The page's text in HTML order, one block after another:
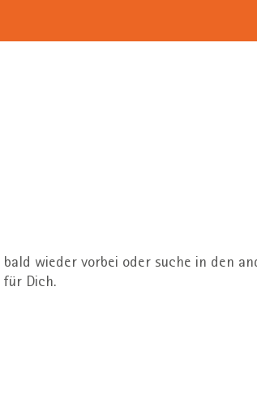
wieder vorbei oder suche in den
Dich.